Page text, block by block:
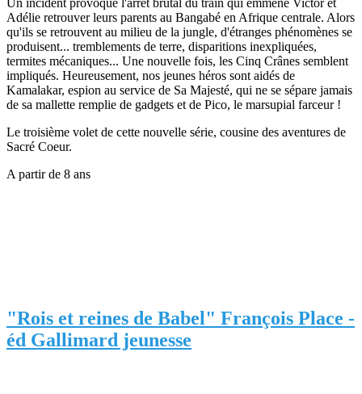
Adélie retrouver leurs parents au Bangabé en Afrique centrale. Alors
qu'ils se retrouvent au milieu de la jungle, d'étranges phénomènes se
produisent... tremblements de terre, disparitions inexpliquées,
termites mécaniques... Une nouvelle fois, les Cinq Crânes semblent
impliqués. Heureusement, nos jeunes héros sont aidés de
Kamalakar, espion au service de Sa Majesté, qui ne se sépare jamais
de sa mallette remplie de gadgets et de Pico, le marsupial farceur !
Le troisième volet de cette nouvelle série, cousine des aventures de
Sacré Coeur.
A partir de 8 ans
"Rois et reines de Babel" François Place -
éd Gallimard jeunesse